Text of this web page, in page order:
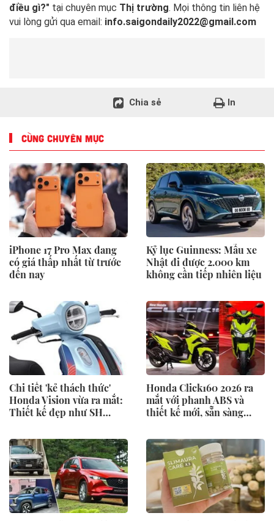
điều gì?" tại chuyên mục Thị trường. Mọi thông tin liên hệ
vui lòng gửi qua email: info.saigondaily2022@gmail.com
Chia sẻ In
CÙNG CHUYÊN MỤC
iPhone 17 Pro Max đang
có giá thấp nhất từ trước
đến nay
Kỷ lục Guinness: Mẫu xe
Nhật đi được 2.000 km
không cần tiếp nhiên liệu
Chi tiết 'kẻ thách thức'
Honda Vision vừa ra mắt:
Thiết kế đẹp như SH
đồng
Honda Click160 2026 ra
mắt với phanh ABS và
thiết kế mới, sẵn sàng
Blade và Yamaha NVX